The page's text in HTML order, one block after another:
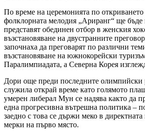
По време на церемонията по
фолклорната мелодия „Ариранг“ ще бъде
представят обединен отбор в женския
възстановяване на двустранните
започнаха да преговарят по различни
възстановяване на южнокорейски
Паралимпиадата, а Северна Корея
Дори още преди последните олимпийски
служила открай време като голямото
умерен либерал Мун се надява както да
една прогресивна вътрешна политика –
заедно с това се държи меко в
мерки на първо място.